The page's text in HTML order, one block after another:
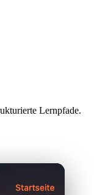
Lernpfade.